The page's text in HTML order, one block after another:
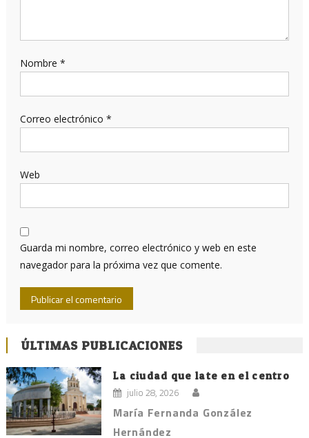
Nombre *
Correo electrónico *
Web
Guarda mi nombre, correo electrónico y web en este
navegador para la próxima vez que comente.
ÚLTIMAS PUBLICACIONES
La ciudad que late en el centro
julio 28, 2026
María Fernanda González
Hernández